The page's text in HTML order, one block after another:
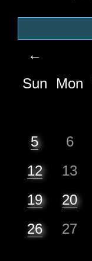
←
Sun
Mon
5
6
12
13
19
20
26
27